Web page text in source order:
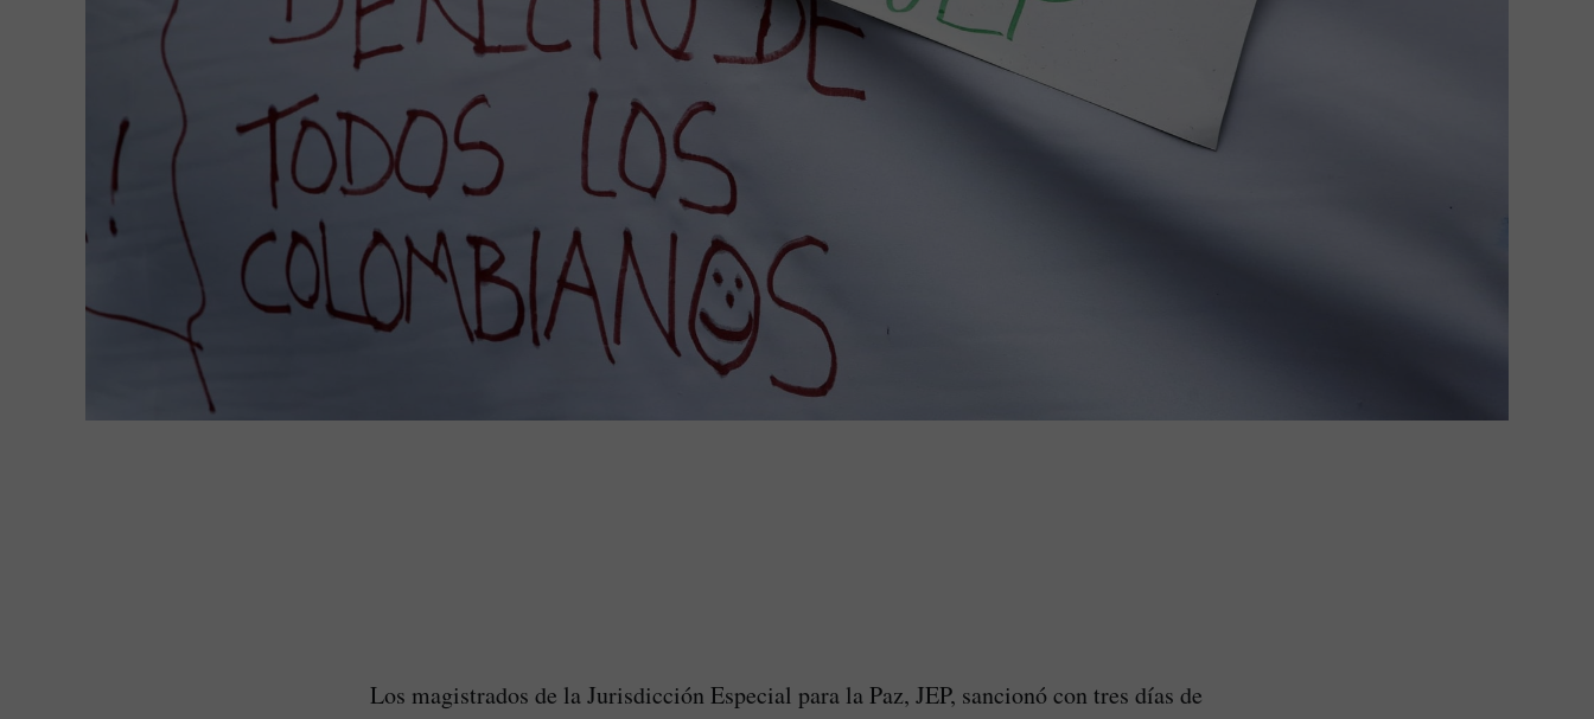
Los magistrados de la Jurisdicción Especial para la Paz, JEP, sancionó con tres días de